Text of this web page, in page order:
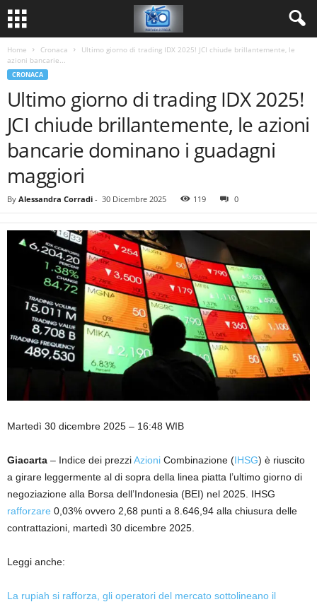
Home Cronaca
Ultimo giorno di trading IDX 2025! JCI chiude brillantemente, le
azioni bancarie...
CRONACA
Ultimo giorno di trading IDX 2025!
JCI chiude brillantemente, le azioni
bancarie dominano i guadagni
maggiori
By Alessandra Corradi - 30 Dicembre 2025 119 0
Martedì 30 dicembre 2025 – 16:48 WIB
Giacarta – Indice dei prezziAzioni Combinazione (IHSG) è riuscito
a girare leggermente al di sopra della linea piatta l’ultimo giorno di
negoziazione alla Borsa dell’Indonesia (BEI) nel 2025. IHSG
rafforzare 0,03% ovvero 2,68 punti a 8.646,94 alla chiusura delle
contrattazioni, martedì 30 dicembre 2025.
Leggi anche:
La rupiah si rafforza, gli operatori del mercato sottolineano il